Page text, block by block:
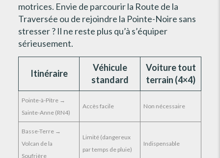
motrices. Envie de parcourir la Route de la
Traversée ou de rejoindre la Pointe-Noire sans
stresser ? Il ne reste plus qu’à s’équiper
sérieusement.
Itinéraire
Véhicule
standard
Voiture tout
terrain (4×4)
Pointe-à-Pitre →
Sainte-Anne (RN4)
Accès facile Non nécessaire
Basse-Terre →
Volcan de la
Soufrière
Limité (dangereux
par temps de pluie)
Indispensable